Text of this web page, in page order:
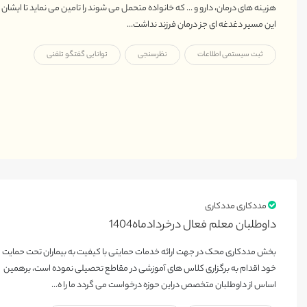
هزینه های درمان، دارو و ... که خانواده متحمل می شوند را تامین می نماید تا ایشان
این مسیر دغدغه ای جز درمان فرزند نداشت...
ثبت سیستمی اطلاعات نظرسنجی توانایی گفتگو تلفنی
مددکاری مددکاری
داوطلبان معلم فعال درخردادماه1404
بخش مددکاری محک در جهت ارائه خدمات حمایتی با کیفیت به بیماران تحت حمایت
خود اقدام به برگزاری کلاس های آموزشی در مقاطع تحصیلی نموده است، برهمین
اساس از داوطلبان متخصص دراین حوزه درخواست می گردد ما را ه...